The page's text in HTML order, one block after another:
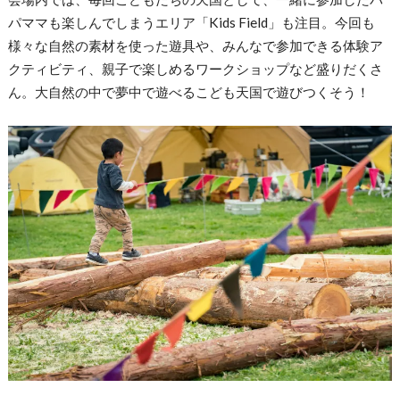
パママも楽しんでしまうエリア「Kids Field」も注目。今回も
様々な自然の素材を使った遊具や、みんなで参加できる体験ア
クティビティ、親子で楽しめるワークショップなど盛りだくさ
ん。大自然の中で夢中で遊べるこども天国で遊びつくそう！